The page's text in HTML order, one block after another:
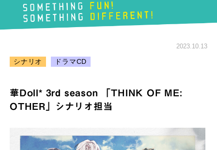
社
2023.10.13
シナリオ ドラマCD
華Doll* 3rd season 「THINK OF ME:
OTHER」シナリオ担当